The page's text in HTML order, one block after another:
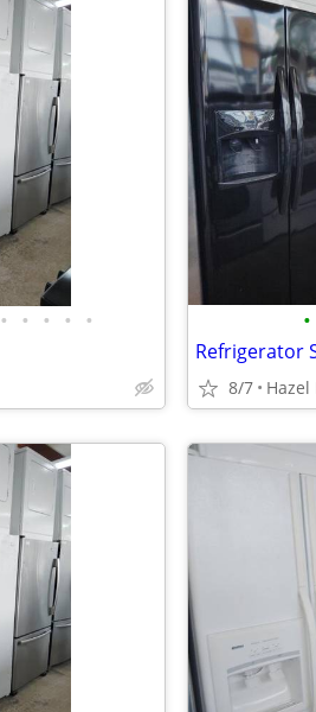
• • • • • •
Refrigerator
8/7 Hazel